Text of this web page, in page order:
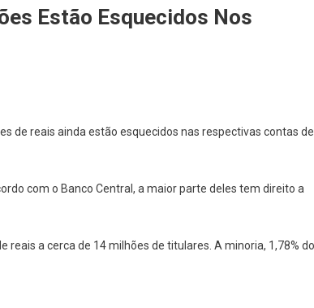
Estão Esquecidos Nos
de reais ainda estão esquecidos nas respectivas contas de
com o Banco Central, a maior parte deles tem direito a
reais a cerca de 14 milhões de titulares. A minoria, 1,78%